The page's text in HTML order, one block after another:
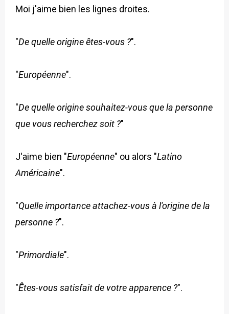
Moi j'aime bien les lignes droites.
"De quelle origine êtes-vous ?".
"Européenne".
"De quelle origine souhaitez-vous que la personne
que vous recherchez soit ?"
J'aime bien "Européenne" ou alors "Latino
Américaine".
"Quelle importance attachez-vous à l'origine de la
personne ?".
"Primordiale".
"Êtes-vous satisfait de votre apparence ?".